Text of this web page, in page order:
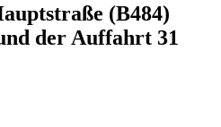
(B484)
der Auffahrt 31